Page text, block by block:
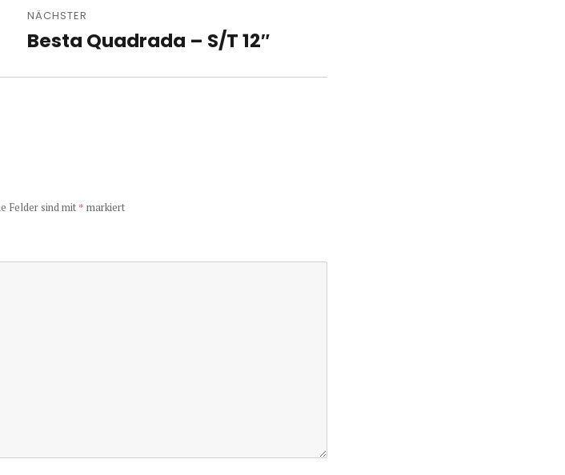
NÄCHSTER
Nächster
Besta Quadrada – S/T 12″
Felder sind mit * markiert